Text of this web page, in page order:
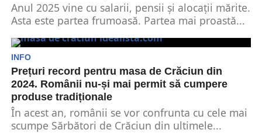
Anul 2025 vine cu salarii, pensii și alocații mărite.
Asta este partea frumoasă. Partea mai proastă...
INFO
Prețuri record pentru masa de Crăciun din
2024. Românii nu-și mai permit să cumpere
produse tradiționale
În acest an, românii se vor confrunta cu cele mai
scumpe Sărbători de Crăciun din ultimele...